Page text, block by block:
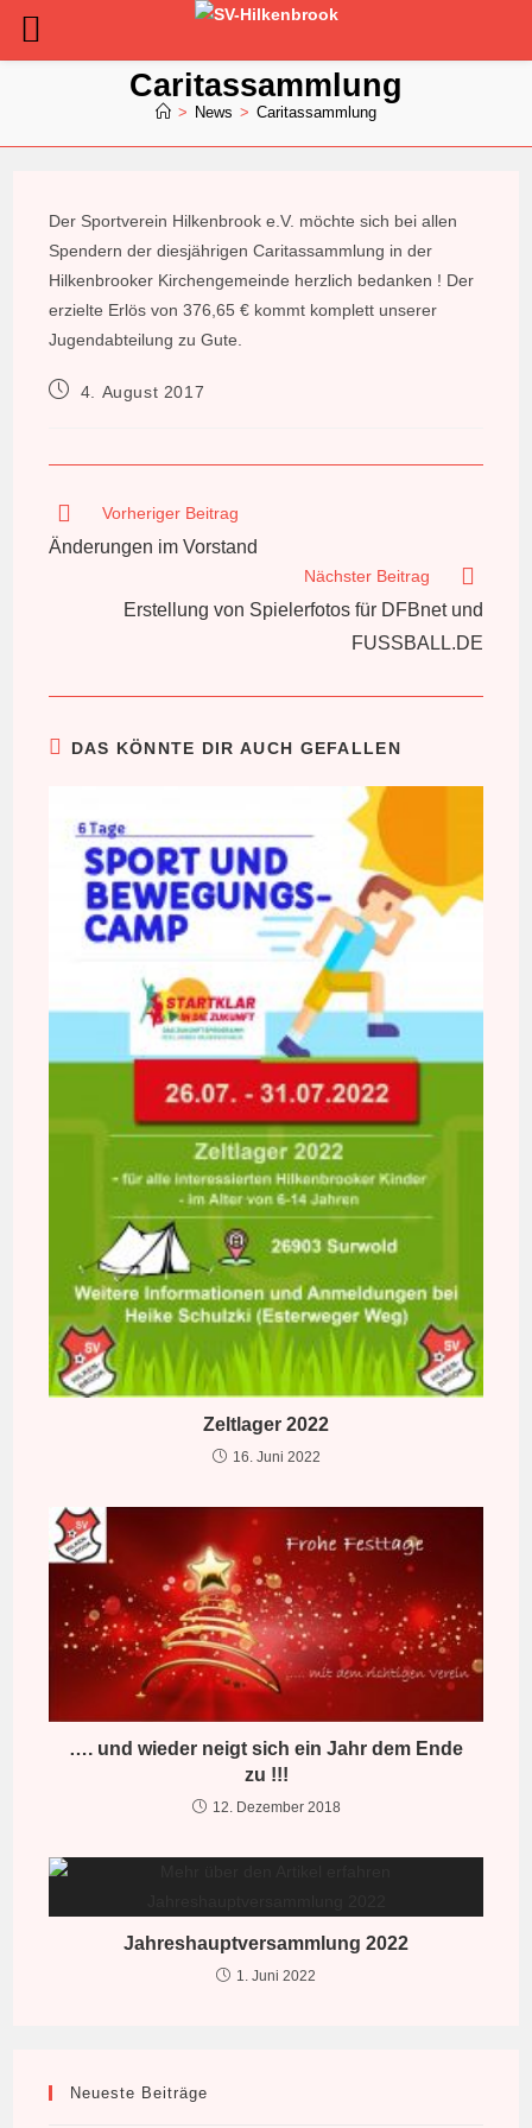
Caritassammlung
> News > Caritassammlung
Der Sportverein Hilkenbrook e.V. möchte sich bei allen
Spendern der diesjährigen Caritassammlung in der
Hilkenbrooker Kirchengemeinde herzlich bedanken ! Der
erzielte Erlös von 376,65 € kommt komplett unserer
Jugendabteilung zu Gute.
Beitrag4. August 2017
Weitere
Artikel
ansehen
Vorheriger Beitrag
Änderungen im Vorstand
Nächster Beitrag
Erstellung von Spielerfotos für DFBnet und
FUSSBALL.DE
DAS KÖNNTE DIR AUCH GEFALLEN
Zeltlager 2022
16. Juni 2022
…. und wieder neigt sich ein Jahr dem Ende
zu !!!
12. Dezember 2018
Jahreshauptversammlung 2022
1. Juni 2022
Neueste Beiträge